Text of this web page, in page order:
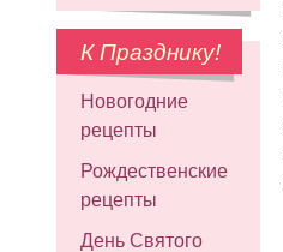
К Празднику!
Новогодние
рецепты
Рождественские
рецепты
День Святого